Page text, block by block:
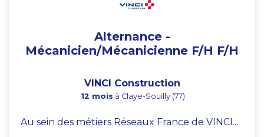
Alternance -
Mécanicien/Mécanicienne F/H F/H
VINCI Construction
12 mois à Claye-Souilly (77)
Au sein des métiers Réseaux France de VINCI...